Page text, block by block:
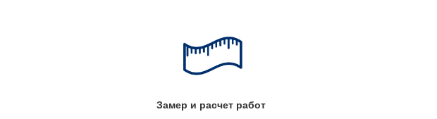
Замер и расчет работ